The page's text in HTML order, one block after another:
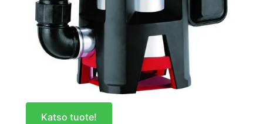
Katso tuote!